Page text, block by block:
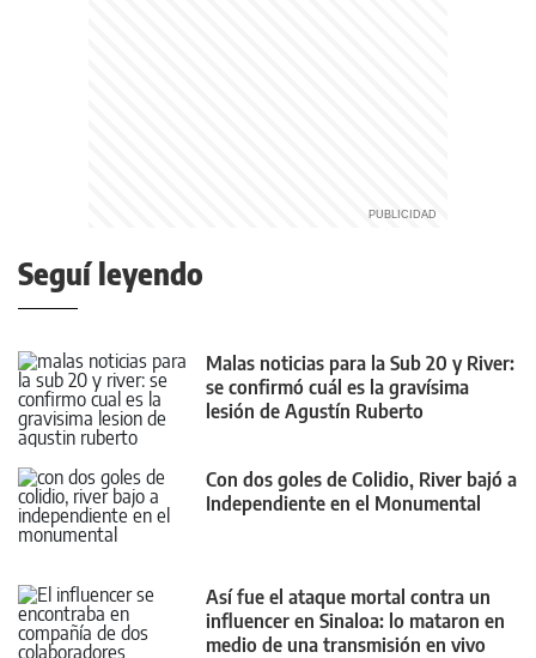
Seguí leyendo
Malas noticias para la Sub 20 y River:
se confirmó cuál es la gravísima
lesión de Agustín Ruberto
Con dos goles de Colidio, River bajó a
Independiente en el Monumental
Así fue el ataque mortal contra un
influencer en Sinaloa: lo mataron en
medio de una transmisión en vivo